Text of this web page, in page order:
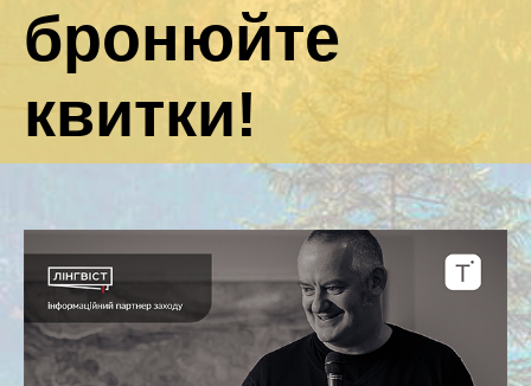
бронюйте
квитки!